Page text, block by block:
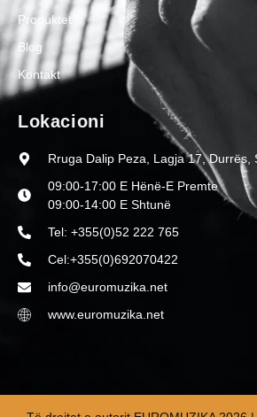
Produktet
Blog
Kontakt
Lokacioni
Rruga Dalip Peza, Lagja 17, Durrës,
09:00-17:00 E Hënë-E Premte
09:00-14:00 E Shtunë
Tel: +355(0)52 222 765
Cel:+355(0)692070422
info@euromuzika.net
www.euromuzika.net